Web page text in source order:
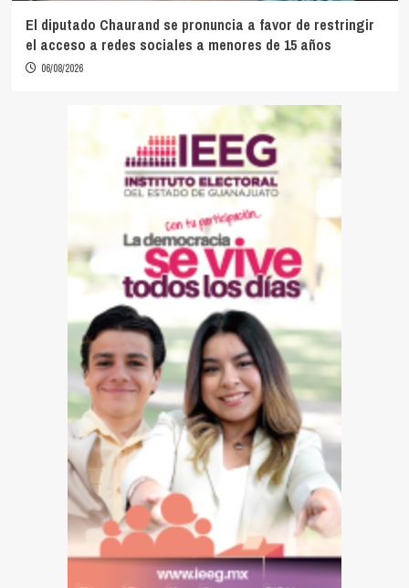
El diputado Chaurand se pronuncia a favor de restringir
el acceso a redes sociales a menores de 15 años
06/08/2026